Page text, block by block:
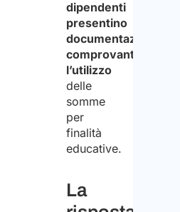
dipendenti
presentino
documentazione
comprovante
l’utilizzo
delle
somme
per
finalità
educative.
La